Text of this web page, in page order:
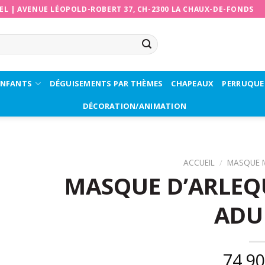
|AVENUE LÉOPOLD-ROBERT 37, CH-2300 LA CHAUX-DE-FONDS
DÉGUISEMENTS PAR THÈMES CHAPEAUX
DÉCORATION/ANIMATION
ACCUEIL / MASQUE
MASQUE